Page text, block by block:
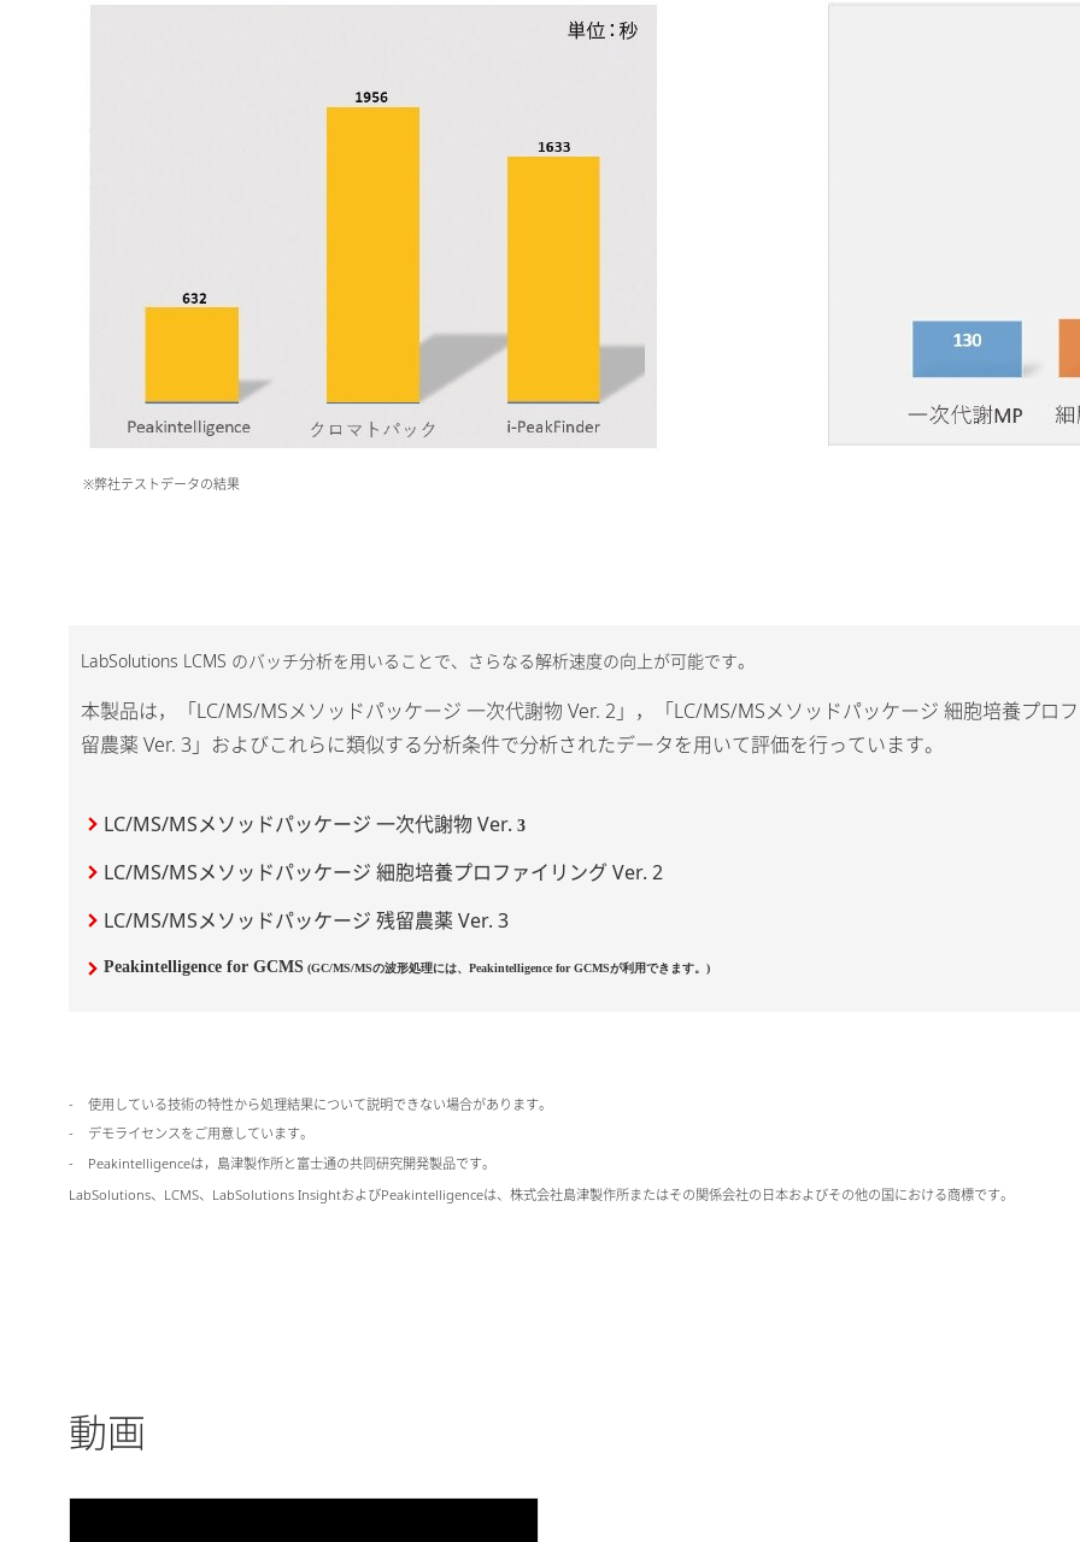
※弊社テストデータの結果
LabSolutions LCMS のバッチ分析を用いることで、さらなる解析速度の向上が可能です。
本製品は，「LC/MS/MSメソッドパッケージ 一次代謝物 Ver. 2」，「LC/MS/MSメソッドパッケージ 細胞培養プロ
留農薬 Ver. 3」およびこれらに類似する分析条件で分析されたデータを用いて評価を行っています。
LC/MS/MSメソッドパッケージ 一次代謝物 Ver. 3
LC/MS/MSメソッドパッケージ 細胞培養プロファイリング Ver. 2
LC/MS/MSメソッドパッケージ 残留農薬 Ver. 3
Peakintelligence for GCMS (GC/MS/MSの波形処理には、Peakintelligence for GCMSが利用できます。)
使用している技術の特性から処理結果について説明できない場合があります。
デモライセンスをご用意しています。
Peakintelligenceは，島津製作所と富士通の共同研究開発製品です。
LabSolutions、LCMS、LabSolutions InsightおよびPeakintelligenceは、株式会社島津製作所またはその関係会社の日本およびその他の国における商標です。
動画